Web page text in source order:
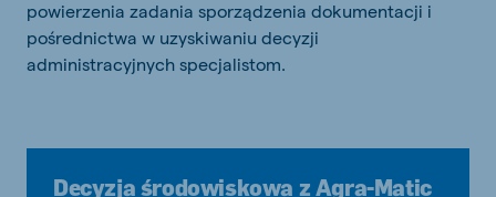
powierzenia zadania sporządzenia dokumentacji i
pośrednictwa w uzyskiwaniu decyzji
administracyjnych specjalistom.
Decyzja środowiskowa z Agra-Matic